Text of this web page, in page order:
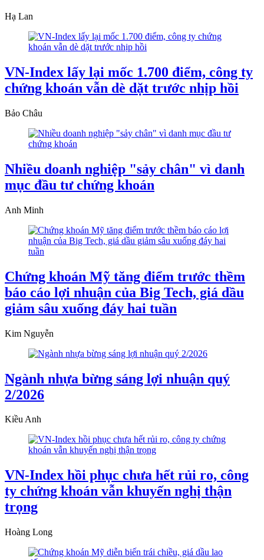
Hạ Lan
VN-Index lấy lại mốc 1.700 điểm, công ty
chứng khoán vẫn dè dặt trước nhịp hồi
Bảo Châu
Nhiều doanh nghiệp "sảy chân" vì danh
mục đầu tư chứng khoán
Anh Minh
Chứng khoán Mỹ tăng điểm trước thềm
báo cáo lợi nhuận của Big Tech, giá dầu
giảm sâu xuống đáy hai tuần
Kim Nguyễn
Ngành nhựa bừng sáng lợi nhuận quý
2/2026
Kiều Anh
VN-Index hồi phục chưa hết rủi ro, công
ty chứng khoán vẫn khuyến nghị thận
trọng
Hoàng Long